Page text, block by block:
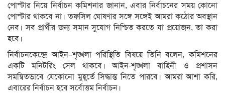
পোস্টার নিয়ে নির্বাচন কমিশনার জানান, এবার নির্বাচনের সময় কোনো
পোস্টার থাকবে না। তফসিল ঘোষণার সঙ্গে সঙ্গেই আমরা কঠোর অবস্থান
নেব। সব প্রার্থীর জন্য সমান সুযোগ নিশ্চিত করতে যা প্রয়োজন, তা করা
হবে।
নির্বাচনকেন্দ্রে আইন–শৃঙ্খলা পরিস্থিতি বিষয়ে তিনি বলেন, কমিশনের
একটি মনিটরিং সেল থাকবে। আইন-শৃঙ্খলা বাহিনী ও প্রশাসন
সমন্বিতভাবে যেকোনো মুহূর্তে সিদ্ধান্ত নিতে পারবে। আমরা আশা করি,
এবারের নির্বাচন হবে সর্বোত্তম নির্বাচন।